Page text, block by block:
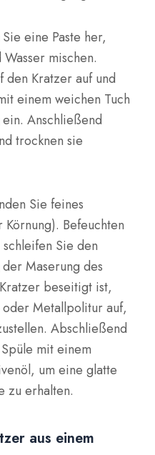
eine Paste her,
mischen.
den Kratzer auf und
einem weichen Tuch
Anschließend
trocknen sie
Sie feines
Befeuchten
Sie den
Maserung des
beseitigt ist,
Metallpolitur auf,
Abschließend
mit einem
um eine glatte
zu erhalten.
aus einem